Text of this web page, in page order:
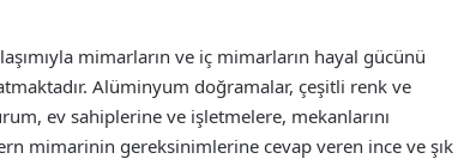
mimarların ve iç mimarların hayal gücünü
Alüminyum doğramalar, çeşitli renk ve
ev sahiplerine ve işletmelere, mekanlarını
mimarinin gereksinimlerine cevap veren ince ve şık